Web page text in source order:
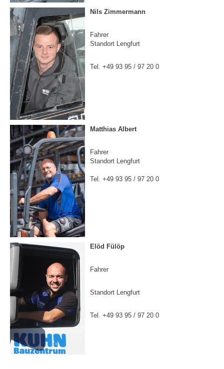
Nils Zimmermann
Fahrer
Standort Lengfurt
Tel. +49 93 95 / 97 20 0
Matthias Albert
Fahrer
Standort Lengfurt
Tel. +49 93 95 / 97 20 0
Elöd Fülöp
Fahrer
Standort Lengfurt
Tel. +49 93 95 / 97 20 0